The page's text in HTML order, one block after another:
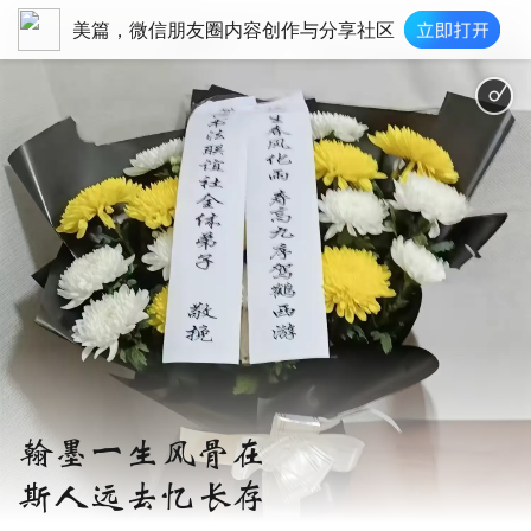
美篇，微信朋友圈内容创作与分享社区
翰墨一生风骨在
斯人远去忆长存